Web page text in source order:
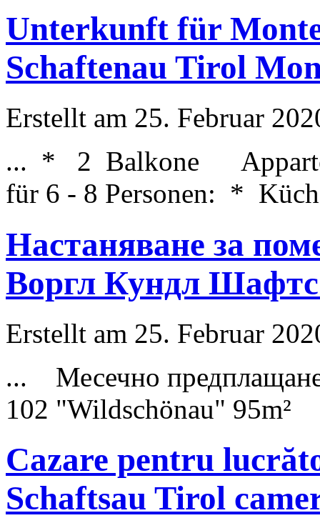
Unterkunft für
Schaftenau Tirol
Erstellt am 25. Februar
... * 2 Balkone
für 6 - 8 Personen: *
Настаняване за
Воргл Кундл
Erstellt am 25. Februar
... Месечно
102 "Wildschönau"
Cazare pentru
Schaftsau Tirol